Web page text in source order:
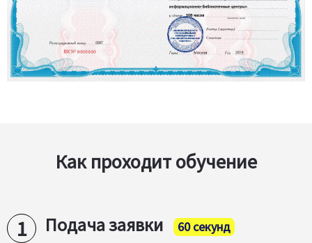
Как проходит обучение
Подача заявки 60 секунд